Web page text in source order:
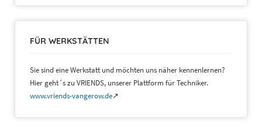
FÜR WERKSTÄTTEN
Sie sind eine Werkstatt und möchten uns näher kennenlernen?
Hier geht´s zu VRIENDS, unserer Plattform für Techniker.
www.vriends-vangerow.de↗